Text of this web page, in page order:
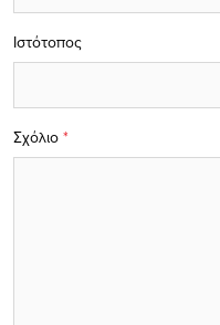
Σχόλιο *
Ιστότοπος